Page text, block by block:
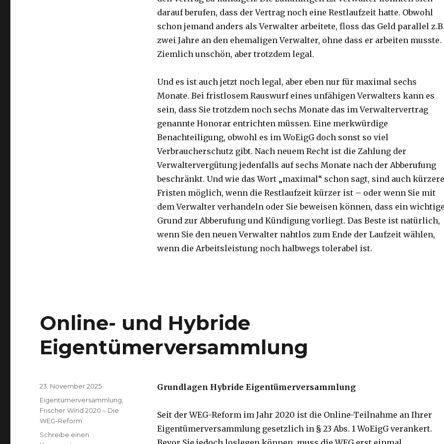
darauf berufen, dass der Vertrag noch eine Restlaufzeit hatte. Obwohl
schon jemand anders als Verwalter arbeitete, floss das Geld parallel z.B.
zwei Jahre an den ehemaligen Verwalter, ohne dass er arbeiten musste.
Ziemlich unschön, aber trotzdem legal.
Und es ist auch jetzt noch legal, aber eben nur für maximal sechs
Monate. Bei fristlosem Rauswurf eines unfähigen Verwalters kann es
sein, dass Sie trotzdem noch sechs Monate das im Verwaltervertrag
genannte Honorar entrichten müssen. Eine merkwürdige
Benachteiligung, obwohl es im WoEigG doch sonst so viel
Verbraucherschutz gibt. Nach neuem Recht ist die Zahlung der
Verwaltervergütung jedenfalls auf sechs Monate nach der Abberufung
beschränkt. Und wie das Wort „maximal“ schon sagt, sind auch kürzere
Fristen möglich, wenn die Restlaufzeit kürzer ist – oder wenn Sie mit
dem Verwalter verhandeln oder Sie beweisen können, dass ein
Grund zur Abberufung und Kündigung vorliegt. Das Beste ist natürlich,
wenn Sie den neuen Verwalter nahtlos zum Ende der Laufzeit wählen,
wenn die Arbeitsleistung noch halbwegs tolerabel ist.
Online- und Hybride
Eigentümerversammlung
Grundlagen Hybride Eigentümerversammlung
Seit der WEG-Reform im Jahr 2020 ist die Online-Teilnahme an Ihrer
Eigentümerversammlung gesetzlich in § 23 Abs. 1 WoEigG verankert.
Veröffentlicht
am
23. November 2025
Kategorien
Eigentümerversammlung,
Frischer Wind 2020 – Die
WEG-Reform
Schreibe einen